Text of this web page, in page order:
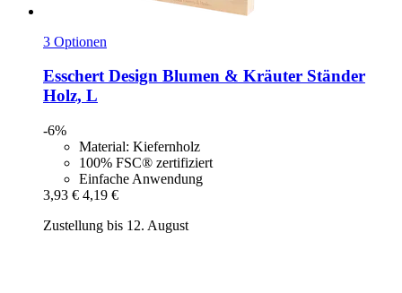
3 Optionen
Esschert Design Blumen & Kräuter Ständer
Holz, L
-6%
Material: Kiefernholz
100% FSC® zertifiziert
Einfache Anwendung
3,93 € 4,19 €
Zustellung bis 12. August